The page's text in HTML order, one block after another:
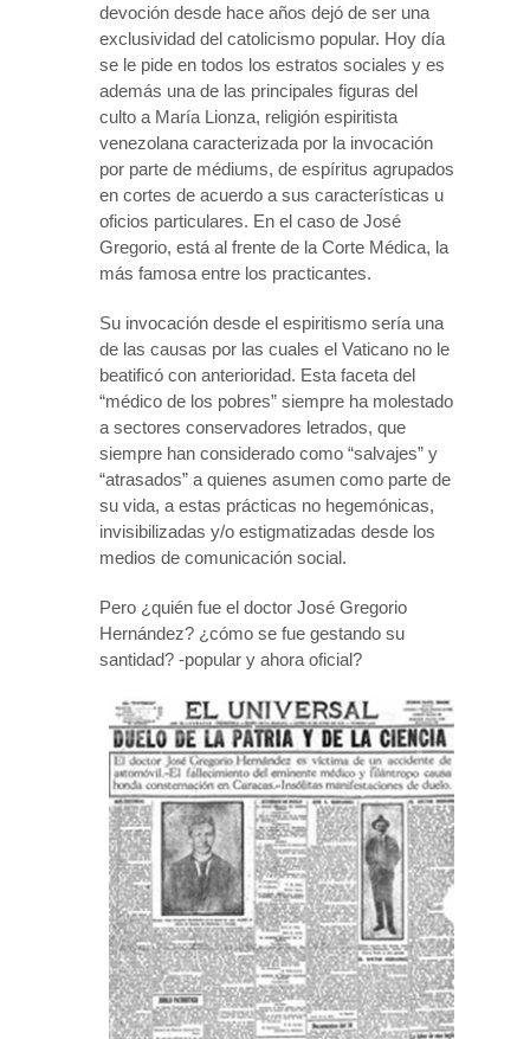
devoción desde hace años dejó de ser una
exclusividad del catolicismo popular. Hoy día
se le pide en todos los estratos sociales y es
además una de las principales figuras del
culto a María Lionza, religión espiritista
venezolana caracterizada por la invocación
por parte de médiums, de espíritus agrupados
en cortes de acuerdo a sus características u
oficios particulares. En el caso de José
Gregorio, está al frente de la Corte Médica, la
más famosa entre los practicantes.
Su invocación desde el espiritismo sería una
de las causas por las cuales el Vaticano no le
beatificó con anterioridad. Esta faceta del
“médico de los pobres” siempre ha molestado
a sectores conservadores letrados, que
siempre han considerado como “salvajes” y
“atrasados” a quienes asumen como parte de
su vida, a estas prácticas no hegemónicas,
invisibilizadas y/o estigmatizadas desde los
medios de comunicación social.
Pero ¿quién fue el doctor José Gregorio
Hernández? ¿cómo se fue gestando su
santidad? -popular y ahora oficial?